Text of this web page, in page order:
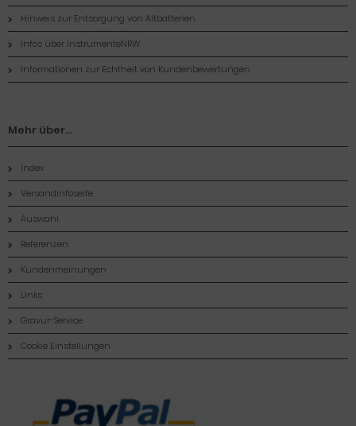
Hinweis zur Entsorgung von Altbatterien
Infos über InstrumenteNRW
Informationen zur Echtheit von Kundenbewertungen
Mehr über...
Index
Versandinfoseite
Auswahl
Referenzen
Kundenmeinungen
Links
Gravur-Service
Cookie Einstellungen
Zahlungsmethoden